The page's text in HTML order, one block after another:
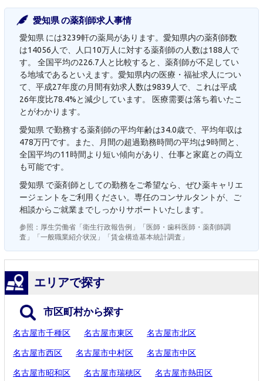
愛知県 の薬剤師求人事情
愛知県 には3239軒の薬局があります。愛知県内の薬剤師数
は14056人で、人口10万人に対する薬剤師の人数は188人で
す。 全国平均の226.7人と比較すると、薬剤師が不足してい
る地域であるといえます。愛知県内の医療・福祉求人につい
て、平成27年度の月間有効求人数は9839人で、これは平成
26年度比78.4%と減少しています。 医療需要は落ち着いたこ
とがわかります。
愛知県 で勤務する薬剤師の平均年齢は34.0歳で、平均年収は
478万円です。また、月間の超過勤務時間の平均は9時間と、
全国平均の11時間より短い傾向があり、仕事と家庭との両立
も可能です。
愛知県 で薬剤師としての勤務をご希望なら、ぜひ薬キャリエ
ージェントをご利用ください。専任のコンサルタントが、ご
相談からご就業までしっかりサポートいたします。
参照：厚生労働省「衛生行政報告例」「医師・歯科医師・薬剤師調
査」「一般職業紹介状況」「賃金構造基本統計調査」
エリアで探す
市区町村から探す
名古屋市千種区 名古屋市東区 名古屋市北区
名古屋市西区 名古屋市中村区 名古屋市中区
名古屋市昭和区 名古屋市瑞穂区 名古屋市熱田区